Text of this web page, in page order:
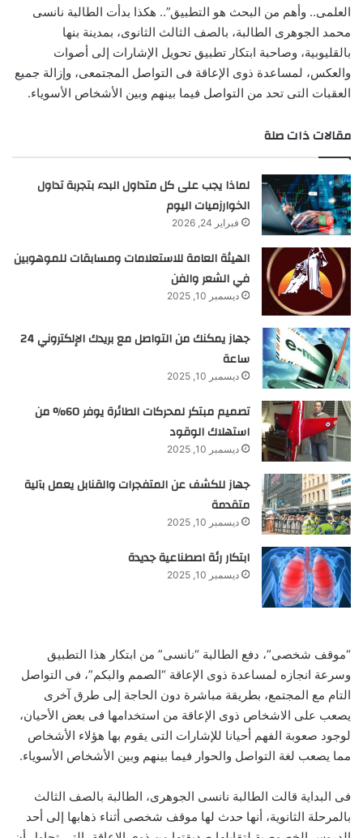
العلمى.. وأهم من البحث هو التطبيق”.. هكذا بدأت الطالبة نانسى
محمد الجوهرى الطالبة، بالصف الثالث الثانوى، بمدينة بنها
بالقليوبية، وصاحبة ابتكار تطبيق تحويل الإشارات إلى أصوات
والعكس، لمساعدة ذوى الإعاقة فى التواصل المجتمعى، وإزالة جميع
العقبات التى تحد من التواصل فيما بينهم وبين الأشخاص الأسوياء.
مقالات ذات صلة
لماذا يجب على كل متداول البدء بتجربة تداول
الخوارزميات اليوم
فبراير 24, 2026
الهيئة العامة للاستعلامات ومسابقات للموهوبين
في الشعر والفن
ديسمبر 10, 2025
جهاز يمكنك من التواصل مع بريدك الإلكتروني 24
ساعة
ديسمبر 10, 2025
تصميم مبتكر لمحركات الطائرة يوفر 60% من
استهلاك الوقود
ديسمبر 10, 2025
جهاز للكشف عن المتفجرات والقنابل يعمل بآلية
متقدمة
ديسمبر 10, 2025
ابتكار رئة اصطناعية جديدة
ديسمبر 10, 2025
“موقف شخصى”، دفع الطالبة “نانسى” من ابتكار هذا التطبيق
وسرعة انجازه لمساعدة ذوى الإعاقة “الصمم والبكم”، فى التواصل
التام مع المجتمع، بطريقة مباشرة دون الحاجة إلى طرق آخرى
يصعب على الاشخاص ذوى الإعاقة من استخدامها فى بعض الأحيان،
لوجود صعوبة الفهم أحيانا للإشارات التى يقوم بها هؤلاء الأشخاص
مما يصعب لغة التواصل والحوار فيما بينهم وبين الأشخاص الأسوياء.
فى البداية قالت الطالبة نانسى الجوهرى، الطالبة بالصف الثالث
بالمرحلة الثانوية، أنها حدث لها موقف شخصى أثناء ذهابها إلى أحد